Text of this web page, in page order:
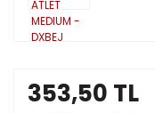
353,50 TL